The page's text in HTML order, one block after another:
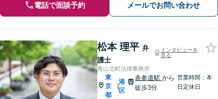
電話で面談予約 メールでお問い合わせ
松本 理平 弁
護士
インタビューを
見る
青山北町法律事務所
東
京
都
|
港
区
表参道駅から
徒歩3分
営業時間：本
日定休日